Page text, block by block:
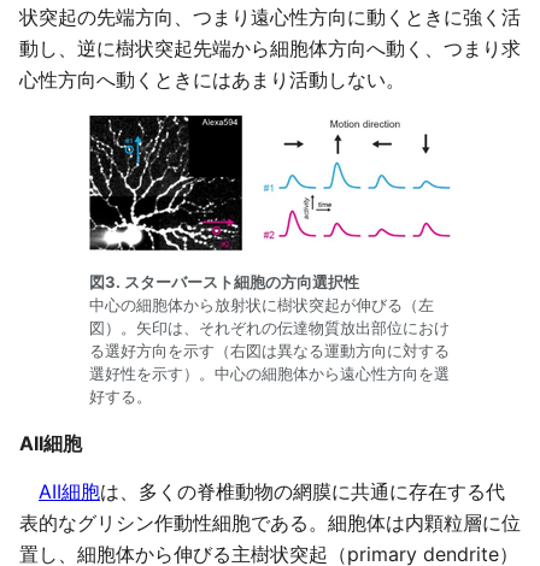
状突起の先端方向、つまり遠心性方向に動くときに強く活
動し、逆に樹状突起先端から細胞体方向へ動く、つまり求
心性方向へ動くときにはあまり活動しない。
図3. スターバースト細胞の方向選択性
中心の細胞体から放射状に樹状突起が伸びる（左
図）。矢印は、それぞれの伝達物質放出部位におけ
る選好方向を示す（右図は異なる運動方向に対する
選好性を示す）。中心の細胞体から遠心性方向を選
好する。
AII細胞
AII細胞は、多くの脊椎動物の網膜に共通に存在する代
表的なグリシン作動性細胞である。細胞体は内顆粒層に位
置し、細胞体から伸びる主樹状突起（primary dendrite）